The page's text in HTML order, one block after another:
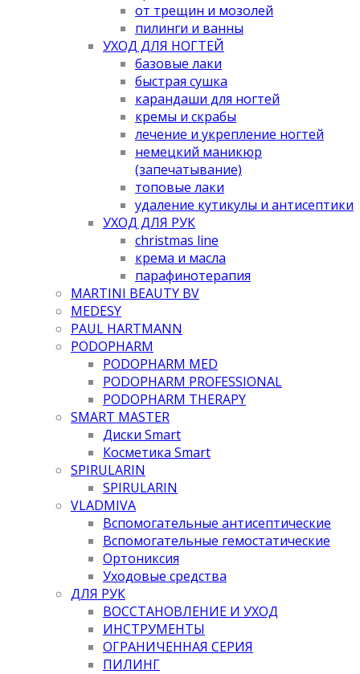
от трещин и мозолей
пилинги и ванны
УХОД ДЛЯ НОГТЕЙ
базовые лаки
быстрая сушка
карандаши для ногтей
кремы и скрабы
лечение и укрепление ногтей
немецкий маникюр
(запечатывание)
топовые лаки
удаление кутикулы и антисептики
УХОД ДЛЯ РУК
christmas line
крема и масла
парафинотерапия
MARTINI BEAUTY BV
MEDESY
PAUL HARTMANN
PODOPHARM
PODOPHARM MED
PODOPHARM PROFESSIONAL
PODOPHARM THERAPY
SMART MASTER
Диски Smart
Косметика Smart
SPIRULARIN
SPIRULARIN
VLADMIVA
Вспомогательные антисептические
Вспомогательные гемостатические
Ортониксия
Уходовые средства
ДЛЯ РУК
ВОССТАНОВЛЕНИЕ И УХОД
ИНСТРУМЕНТЫ
ОГРАНИЧЕННАЯ СЕРИЯ
ПИЛИНГ